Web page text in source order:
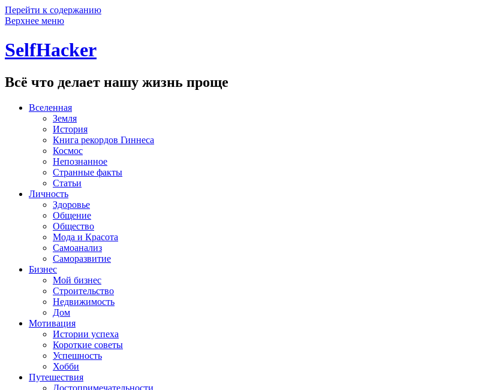
Перейти к содержанию
Верхнее меню
SelfHacker
Всё что делает нашу жизнь проще
Вселенная
Земля
История
Книга рекордов Гиннеса
Космос
Непознанное
Странные факты
Статьи
Личность
Здоровье
Общение
Общество
Мода и Красота
Самоанализ
Саморазвитие
Бизнес
Мой бизнес
Строительство
Недвижимость
Дом
Мотивация
Истории успеха
Короткие советы
Успешность
Хобби
Путешествия
Достопримечательности